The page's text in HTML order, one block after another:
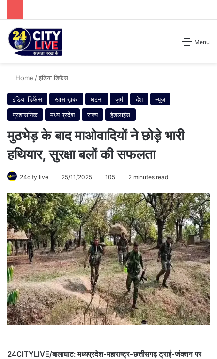
Menu
Search for
Home /इंडिया डिफेंस
इंडिया डिफेंस खास ख़बर घटना जुर्म देश
न्यूज़
प्रशासनिक
मध्य प्रदेश राज्य हेडलाइंस
मुठभेड़ के बाद माओवादियों ने छोड़े भारी
हथियार, सुरक्षा बलों की सफलता
24city live 25/11/2025 105 2 minutes read
24CITYLIVE/बालाघाट: मध्यप्रदेश-महाराष्ट्र-छत्तीसगढ़ ट्राई-जंक्शन पर